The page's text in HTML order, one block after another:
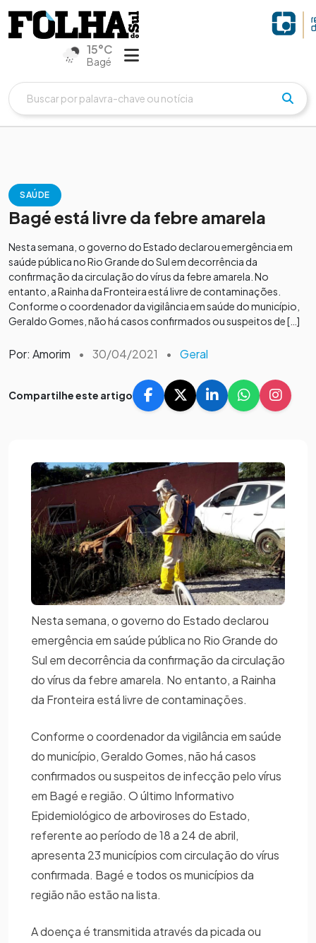
15°C
Bagé
SAÚDE
Bagé está livre da febre amarela
Nesta semana, o governo do Estado declarou emergência em
saúde pública no Rio Grande do Sul em decorrência da
confirmação da circulação do vírus da febre amarela. No
entanto, a Rainha da Fronteira está livre de contaminações.
Conforme o coordenador da vigilância em saúde do município,
Geraldo Gomes, não há casos confirmados ou suspeitos de […]
Por: Amorim • 30/04/2021 • Geral
Compartilhe este artigo
Nesta semana, o governo do Estado declarou
emergência em saúde pública no Rio Grande do
Sul em decorrência da confirmação da circulação
do vírus da febre amarela. No entanto, a Rainha
da Fronteira está livre de contaminações.
Conforme o coordenador da vigilância em saúde
do município, Geraldo Gomes, não há casos
confirmados ou suspeitos de infecção pelo vírus
em Bagé e região. O último Informativo
Epidemiológico de arboviroses do Estado,
referente ao período de 18 a 24 de abril,
apresenta 23 municípios com circulação do vírus
confirmada. Bagé e todos os municípios da
região não estão na lista.
A doença é transmitida através da picada ou